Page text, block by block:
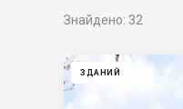
Знайдено: 32
ЗДАНИЙ